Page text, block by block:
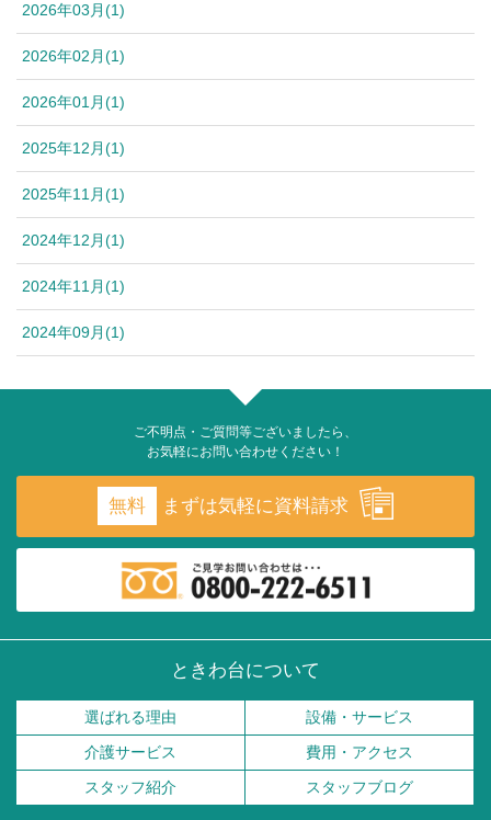
2026年03月(1)
2026年02月(1)
2026年01月(1)
2025年12月(1)
2025年11月(1)
2024年12月(1)
2024年11月(1)
2024年09月(1)
ご不明点・ご質問等ございましたら、
お気軽にお問い合わせください！
無料 まずは気軽に資料請求
ときわ台について
選ばれる理由
設備・サービス
介護サービス
費用・アクセス
スタッフ紹介
スタッフブログ